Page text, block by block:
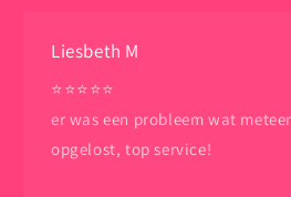
Liesbeth M
⭐️⭐️⭐️⭐️⭐️
er was een probleem wat
opgelost, top service!